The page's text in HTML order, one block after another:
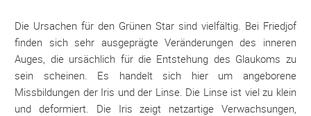
Die Ursachen für den Grünen Star sind vielfältig. Bei Friedjof
finden sich sehr ausgeprägte Veränderungen des inneren
Auges, die ursächlich für die Entstehung des Glaukoms zu
sein scheinen. Es handelt sich hier um angeborene
Missbildungen der Iris und der Linse. Die Linse ist viel zu klein
und deformiert. Die Iris zeigt netzartige Verwachsungen,